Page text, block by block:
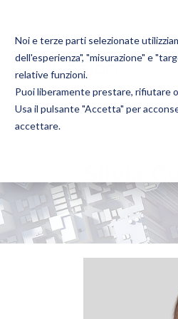
Noi e terze parti selezionate
dell'esperienza", "misurazione" e
relative funzioni.
Puoi liberamente prestare, rifiutare
Usa il pulsante "Accetta" per
accettare.
Bugnion
The